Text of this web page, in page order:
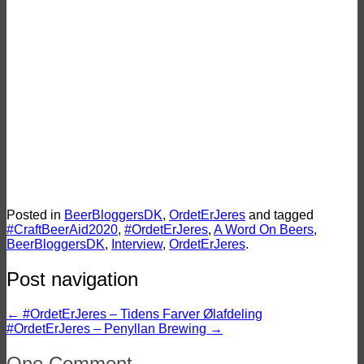
Posted in BeerBloggersDK, OrdetErJeres and tagged
#CraftBeerAid2020, #OrdetErJeres, A Word On Beers,
BeerBloggersDK, Interview, OrdetErJeres.
Post navigation
← #OrdetErJeres – Tidens Farver Ølafdeling
#OrdetErJeres – Penyllan Brewing →